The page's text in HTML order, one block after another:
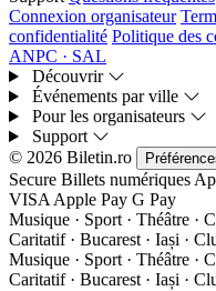
Connexion organisateur
confidentialité Politique des
ANPC · SAL
Découvrir
Événements par ville
Pour les organisateurs
Support
© 2026 Biletin.ro
Secure Billets numériques
VISA Apple Pay G Pay
Musique · Sport · Théâtre ·
Caritatif · Bucarest · Iași ·
Musique · Sport · Théâtre ·
Caritatif · Bucarest · Iași ·